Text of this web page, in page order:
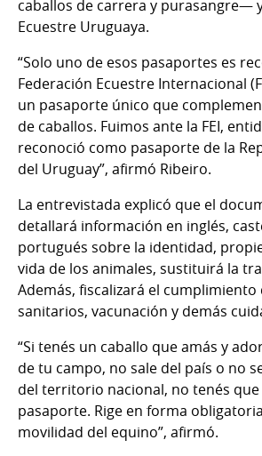
caballos de carrera y purasangre—
Ecuestre Uruguaya.
“Solo uno de esos pasaportes es
Federación Ecuestre Internacional
un pasaporte único que
de caballos. Fuimos ante la FEI,
reconoció como pasaporte de la
del Uruguay”, afirmó Ribeiro.
La entrevistada explicó que el
detallará información en inglés,
portugués sobre la identidad,
vida de los animales, sustituirá la
Además, fiscalizará el
sanitarios, vacunación y demás
“Si tenés un caballo que amás y
de tu campo, no sale del país o no
del territorio nacional, no tenés que
pasaporte. Rige en forma
movilidad del equino”, afirmó.